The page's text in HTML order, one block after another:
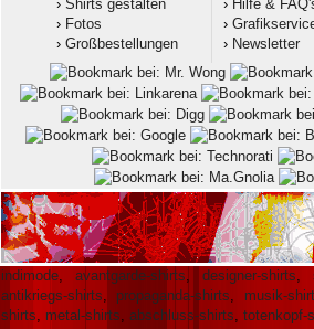
› Shirts gestalten
› Fotos
› Großbestellungen
› Hilfe &
›
› Newsletter
indimode, avantgarde-shirts, designer-shirts,
antikriegs-shirts, propaganda-shirts, musik-
shirts, metal-shirts, abschluss-shirts, totenkopf-